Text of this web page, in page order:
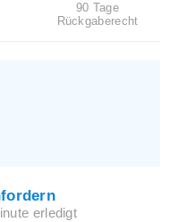
90 Tage
Rückgaberecht
erledigt